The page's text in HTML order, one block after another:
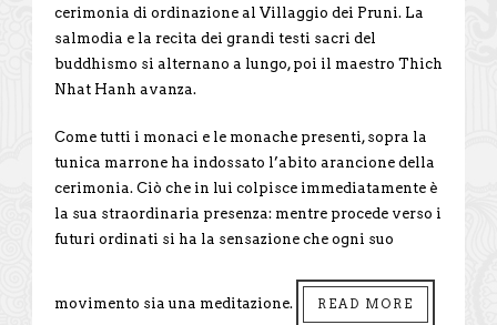
cerimonia di ordinazione al Villaggio dei Pruni. La
salmodia e la recita dei grandi testi sacri del
buddhismo si alternano a lungo, poi il maestro Thich
Nhat Hanh avanza.
Come tutti i monaci e le monache presenti, sopra la
tunica marrone ha indossato l’abito arancione della
cerimonia. Ciò che in lui colpisce immediatamente è
la sua straordinaria presenza: mentre procede verso i
futuri ordinati si ha la sensazione che ogni suo
movimento sia una meditazione. READ MORE